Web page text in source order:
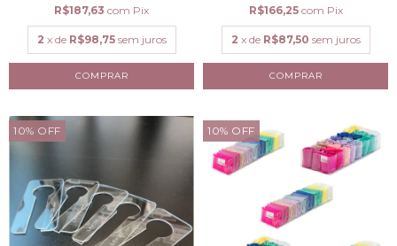
R$187,63 com Pix
2 x de R$98,75 sem juros
R$166,25 com Pix
2 x de R$87,50 sem juros
10% OFF 10% OFF